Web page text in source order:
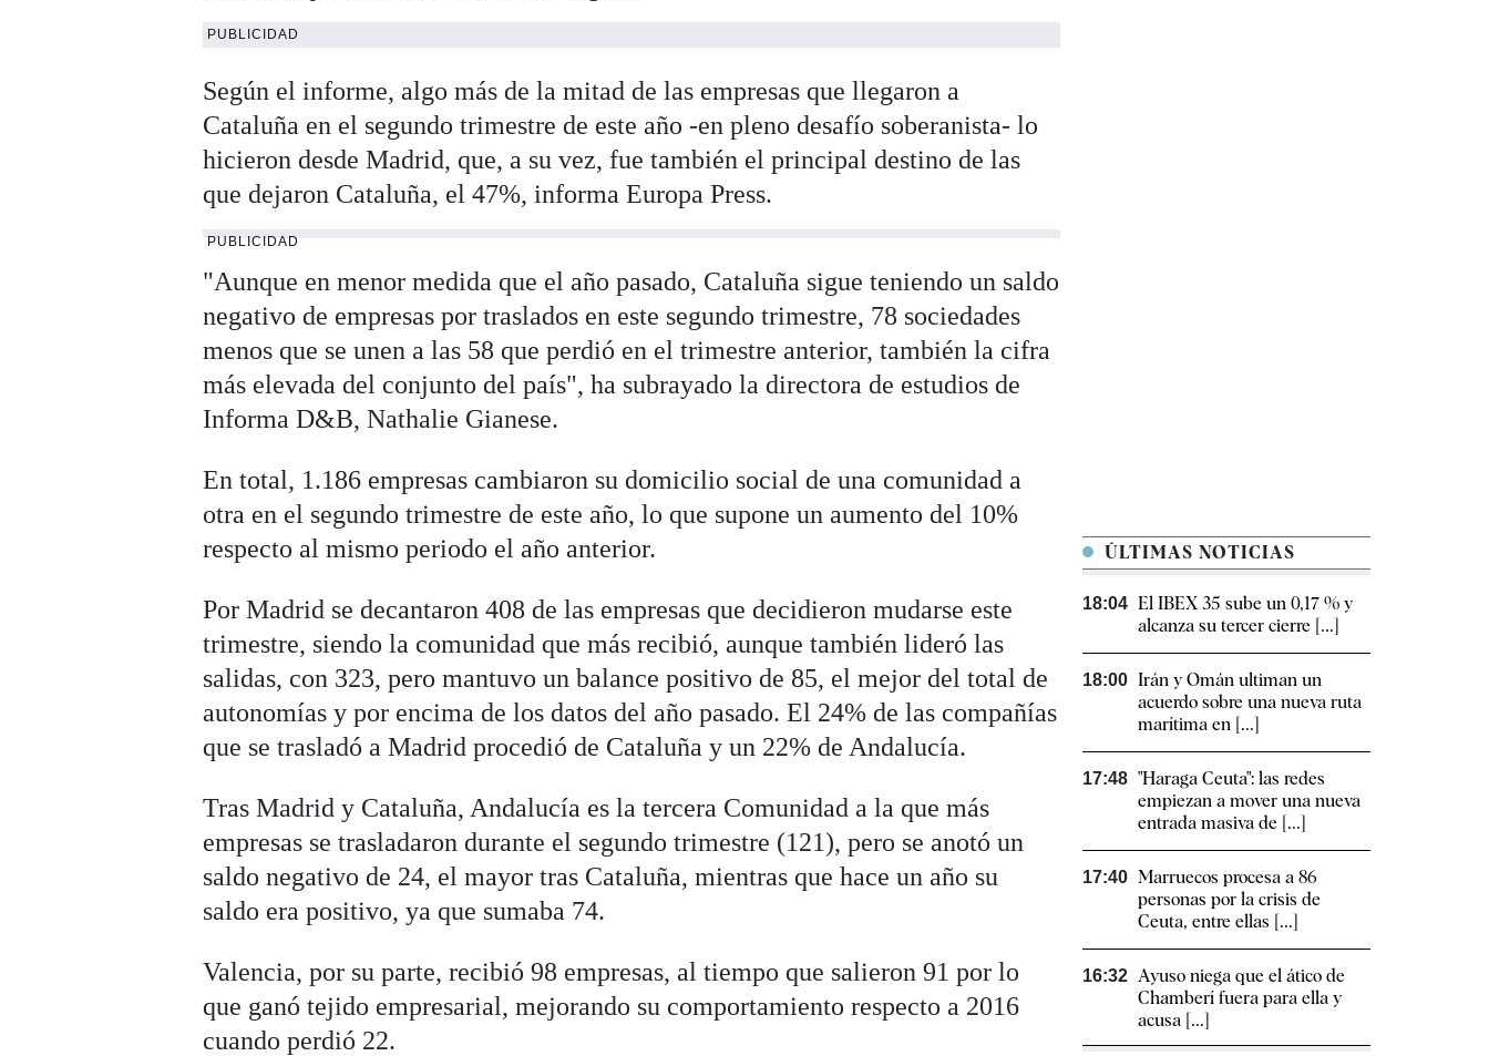
PUBLICIDAD
Según el informe, algo más de la mitad de las empresas que llegaron a
Cataluña en el segundo trimestre de este año -en pleno desafío soberanista- lo
hicieron desde Madrid, que, a su vez, fue también el principal destino de las
que dejaron Cataluña, el 47%, informa Europa Press.
PUBLICIDAD
"Aunque en menor medida que el año pasado, Cataluña sigue teniendo un saldo
negativo de empresas por traslados en este segundo trimestre, 78 sociedades
menos que se unen a las 58 que perdió en el trimestre anterior, también la cifra
más elevada del conjunto del país", ha subrayado la directora de estudios de
Informa D&B, Nathalie Gianese.
En total, 1.186 empresas cambiaron su domicilio social de una comunidad a
otra en el segundo trimestre de este año, lo que supone un aumento del 10%
respecto al mismo periodo el año anterior.
Por Madrid se decantaron 408 de las empresas que decidieron mudarse este
trimestre, siendo la comunidad que más recibió, aunque también lideró las
salidas, con 323, pero mantuvo un balance positivo de 85, el mejor del total de
autonomías y por encima de los datos del año pasado. El 24% de las compañías
que se trasladó a Madrid procedió de Cataluña y un 22% de Andalucía.
Tras Madrid y Cataluña, Andalucía es la tercera Comunidad a la que más
empresas se trasladaron durante el segundo trimestre (121), pero se anotó un
saldo negativo de 24, el mayor tras Cataluña, mientras que hace un año su
saldo era positivo, ya que sumaba 74.
Valencia, por su parte, recibió 98 empresas, al tiempo que salieron 91 por lo
que ganó tejido empresarial, mejorando su comportamiento respecto a 2016
cuando perdió 22.
ÚLTIMAS NOTICIAS
18:04 El IBEX 35 sube un 0,17 % y
alcanza su tercer cierre [...]
18:00 Irán y Omán ultiman un
acuerdo sobre una nueva ruta
marítima en [...]
17:48 "Haraga Ceuta": las redes
empiezan a mover una nueva
entrada masiva de [...]
17:40 Marruecos procesa a 86
personas por la crisis de
Ceuta, entre ellas [...]
16:32 Ayuso niega que el ático de
Chamberí fuera para ella y
acusa [...]